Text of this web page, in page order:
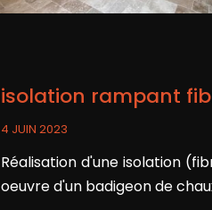
isolation rampant
4 JUIN 2023
Réalisation d'une isolation
oeuvre d'un badigeon de